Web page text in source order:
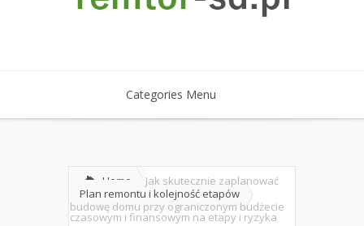
Categories Menu
Home
Plan remontu i kolejność etapów
Jak skutecznie zaplanować
budowę domu przy ograniczonym budżecie
czasowym i finansowym na etapy i ryzyka